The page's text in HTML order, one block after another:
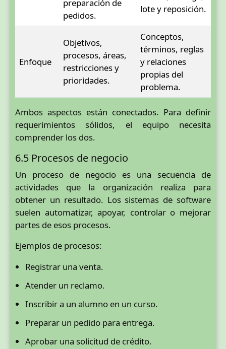
preparación de
pedidos.
lote y reposición.
Enfoque
Objetivos,
procesos, áreas,
restricciones y
prioridades.
Conceptos,
términos, reglas
y relaciones
propias del
problema.
Ambos aspectos están conectados. Para definir
requerimientos sólidos, el equipo necesita
comprender los dos.
6.5 Procesos de negocio
Un proceso de negocio es una secuencia de
actividades que la organización realiza para
obtener un resultado. Los sistemas de software
suelen automatizar, apoyar, controlar o mejorar
partes de esos procesos.
Ejemplos de procesos:
Registrar una venta.
Atender un reclamo.
Inscribir a un alumno en un curso.
Preparar un pedido para entrega.
Aprobar una solicitud de crédito.